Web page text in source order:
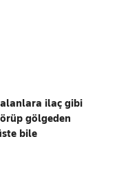
ilaç gibi
gölgeden
bile